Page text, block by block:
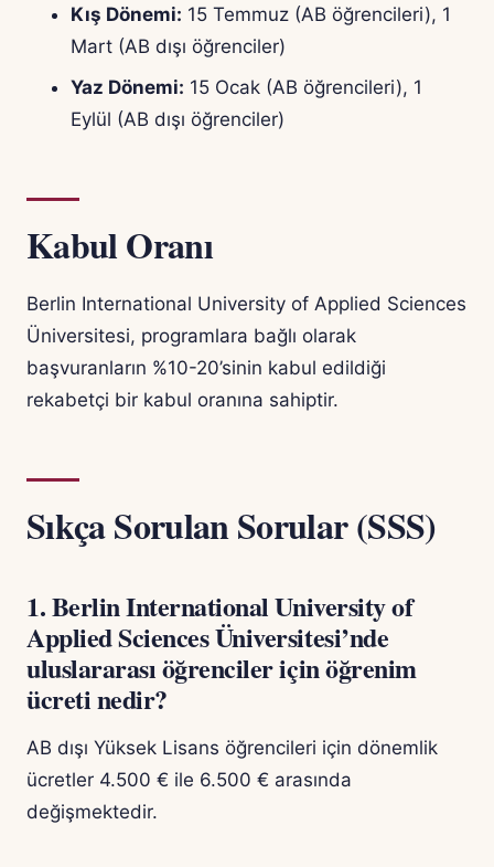
Kış Dönemi: 15 Temmuz (AB öğrencileri), 1
Mart (AB dışı öğrenciler)
Yaz Dönemi: 15 Ocak (AB öğrencileri), 1
Eylül (AB dışı öğrenciler)
Kabul Oranı
Berlin International University of Applied Sciences
Üniversitesi, programlara bağlı olarak
başvuranların %10-20’sinin kabul edildiği
rekabetçi bir kabul oranına sahiptir.
Sıkça Sorulan Sorular (SSS)
1. Berlin International University of
Applied Sciences Üniversitesi’nde
uluslararası öğrenciler için öğrenim
ücreti nedir?
AB dışı Yüksek Lisans öğrencileri için dönemlik
ücretler 4.500 € ile 6.500 € arasında
değişmektedir.